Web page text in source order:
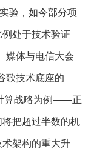
验，如今部分项
处于技术验证
媒体与电信大会
歌技术底座的
算战略为例——正
把超过半数的机
架构的重大升